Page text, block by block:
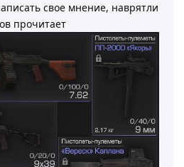
свое мнение, наврятли
прочитает